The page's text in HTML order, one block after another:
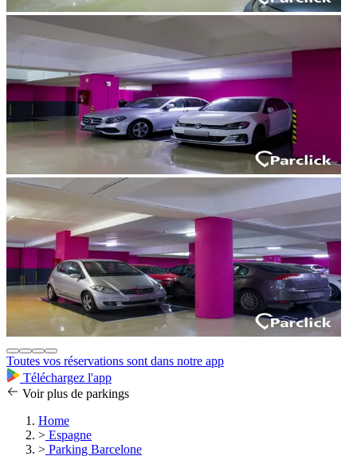
Toutes vos réservations sont dans notre app
Téléchargez l'app
Voir plus de parkings
Home
> Espagne
> Parking Barcelone